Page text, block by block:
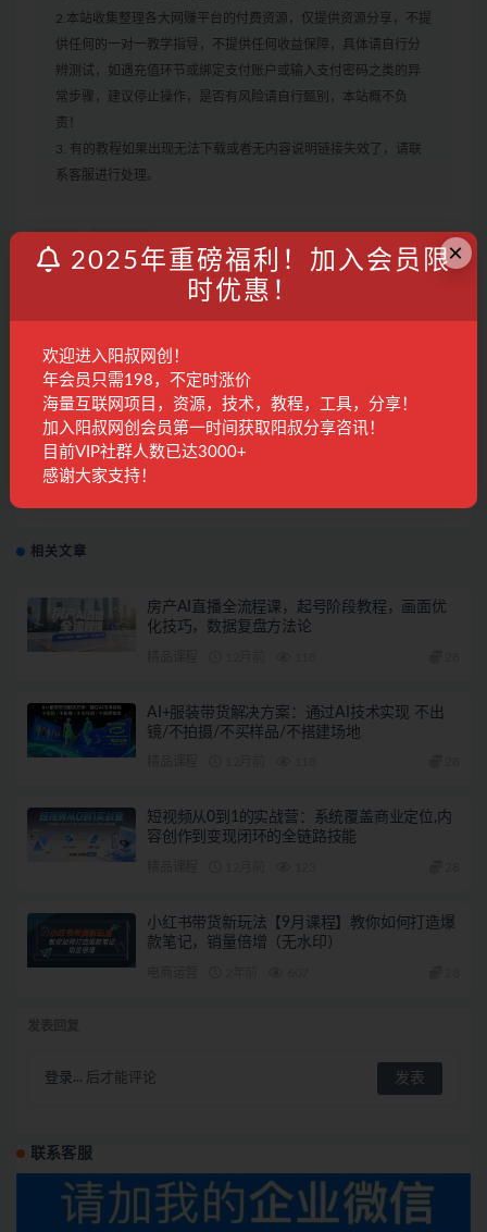
2.本站收集整理各大网赚平台的付费资源，仅提供资源分享，不提
供任何的一对一教学指导，不提供任何收益保障，具体请自行分
辨测试，如遇充值环节或绑定支付账户或输入支付密码之类的异
常步骤，建议停止操作，是否有风险请自行甄别，本站概不负
责！
3. 有的教程如果出现无法下载或者无内容说明链接失效了，请联
系客服进行处理。
链接
TikTok零基础新手到大神：运营体系+底层逻辑+认知升
级（9节系列课）
下一篇
相关文章
房产AI直播全流程课，起号阶段教程，画面优
化技巧，数据复盘方法论
AI+服装带货解决方案：通过AI技术实现 不出
镜/不拍摄/不买样品/不搭建场地
短视频从0到1的实战营：系统覆盖商业定位,内
容创作到变现闭环的全链路技能
小红书带货新玩法【9月课程】教你如何打造爆
款笔记，销量倍增（无水印）
登录... 后才能评论
联系客服
×
2025年重磅福利！加入会员限
时优惠！
欢迎进入阳叔网创！
年会员只需198，不定时涨价
海量互联网项目，资源，技术，教程，工具，分享！
加入阳叔网创会员第一时间获取阳叔分享咨讯！
目前VIP社群人数已达3000+
感谢大家支持！